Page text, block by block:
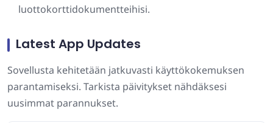
luottokorttidokumentteihisi.
Latest App Updates
Sovellusta kehitetään jatkuvasti käyttökokemuksen
parantamiseksi. Tarkista päivitykset nähdäksesi
uusimmat parannukset.